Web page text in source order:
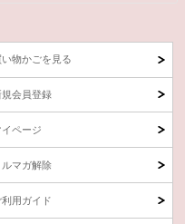
い物かごを見る
規会員登録
イページ
ルマガ解除
利用ガイド